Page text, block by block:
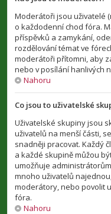
Moderátoři jsou uživatelé
o každodenní chod fóra.
příspěvků a zamykání,
rozdělování témat ve
moderátoři přítomni, aby
nebo v posílání hanlivých
Nahoru
Co jsou to uživatelské
Uživatelské skupiny jsou
uživatelů na menší části,
snadněji pracovat. Každý
a každé skupině můžou
umožňuje
mnoho uživatelů
moderátory, nebo povolit
fóra.
Nahoru